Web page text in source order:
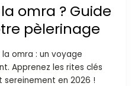
omra ? Guide
pèlerinage
omra : un voyage
Apprenez les rites clés
en 2026 !